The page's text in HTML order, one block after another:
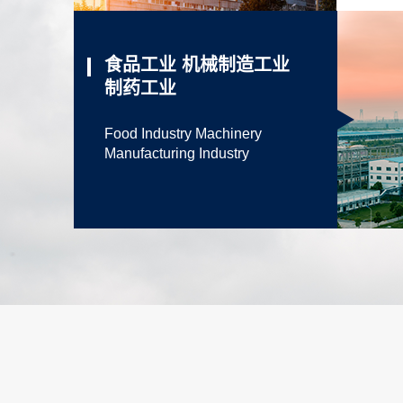
食品工业 机械制造工业
制药工业
Food Industry Machinery
Manufacturing Industry